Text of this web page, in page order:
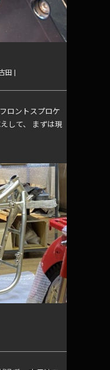
田 |
ロントスプロケ
して、 まずは現